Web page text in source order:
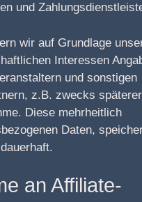
und
wir auf Grundlage
Interessen
und sonstigen
z.B. zwecks späterer
Diese mehrheitlich
Daten,
an Affiliate-